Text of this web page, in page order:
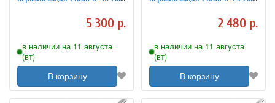
5 300 р.
в наличии на 11 августа
(вт)
В корзину
2 480 р.
в наличии на 11 августа
(вт)
В корзину